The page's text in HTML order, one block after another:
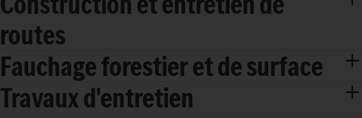
routes
Fauchage forestier et de surface
Travaux d'entretien